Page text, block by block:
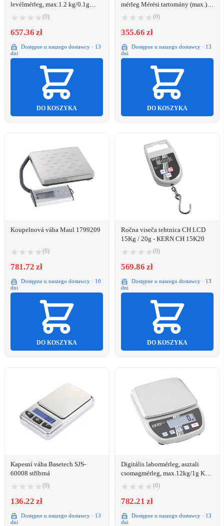
levélmérleg, max.1.2 kg/0.1g
Kern EMB 1200-1
(0)
657.36 zł
Dostępne u naszego dostawcy · 13
dni
DO KOSZYKA
mérleg Mérési tartomány (max.)
300 kg Leolvashatóság 200 g
Fekete
(0)
355.66 zł
Dostępne u naszego dostawcy · 13
dni
DO KOSZYKA
Koupelnová váha Maul 1799209
(0)
781.72 zł
Dostępne u naszego dostawcy · 10
dni
DO KOSZYKA
Ročna viseča tehtnica CH LCD
15Kg / 20g - KERN CH 15K20
(0)
569.86 zł
Dostępne u naszego dostawcy · 13
dni
DO KOSZYKA
Kapesní váha Basetech SJS-
60008 stříbrná
(0)
136.22 zł
Dostępne u naszego dostawcy · 13
dni
Digitális labormérleg, asztali
csomagmérleg, max.12kg/1g Kern
(0)
782.21 zł
Dostępne u naszego dostawcy · 13
dni